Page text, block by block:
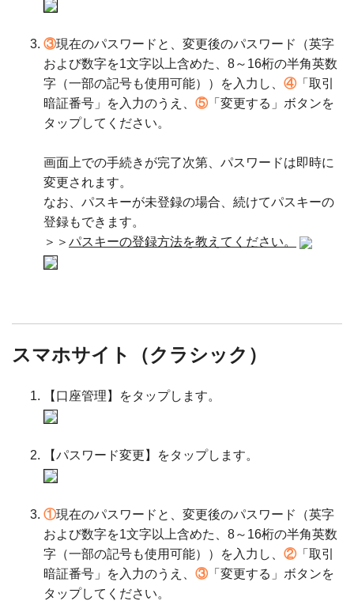
③現在のパスワードと、変更後のパスワード（英字
および数字を1文字以上含めた、8～16桁の半角英数
字（一部の記号も使用可能））を入力し、 ④「取引
暗証番号」を入力のうえ、 ⑤「変更する」ボタンを
タップしてください。
画面上での手続きが完了次第、パスワードは即時に
変更されます。
なお、パスキーが未登録の場合、続けてパスキーの
登録もできます。
＞＞ パスキーの登録方法を教えてください。
スマホサイト（クラシック）
【口座管理】をタップします。
【パスワード変更】をタップします。
①現在のパスワードと、変更後のパスワード（英字
および数字を1文字以上含めた、8～16桁の半角英数
字（一部の記号も使用可能））を入力し、 ②「取引
暗証番号」を入力のうえ、 ③「変更する」ボタンを
タップしてください。